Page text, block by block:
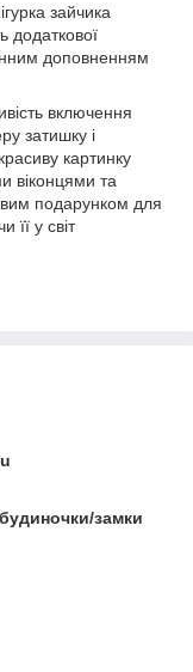
зайчика
додаткової
доповненням
включення
затишку і
картинку
віконцями та
подарунком для
її у світ
замки